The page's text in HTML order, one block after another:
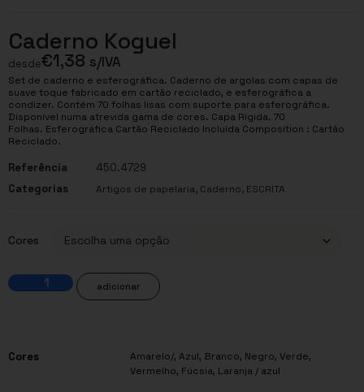
Caderno Koguel
desde€1,38 s/IVA
Set de caderno e esferográfica. Caderno de argolas com capas de
suave toque fabricado em cartão reciclado, e esferográfica a
condizer. Contém 70 folhas lisas com suporte para esferográfica.
Disponível numa atrevida gama de cores. Capa Rígida. 70
Folhas. Esferográfica Cartão Reciclado Incluída Composition : Cartão
Reciclado.
Referência
450.4729
Categorias
Artigos de papelaria, Caderno, ESCRITA
Cores
adicionar
Cores Amarelo/, Azul, Branco, Negro, Verde,
Vermelho, Fúcsia, Laranja / azul